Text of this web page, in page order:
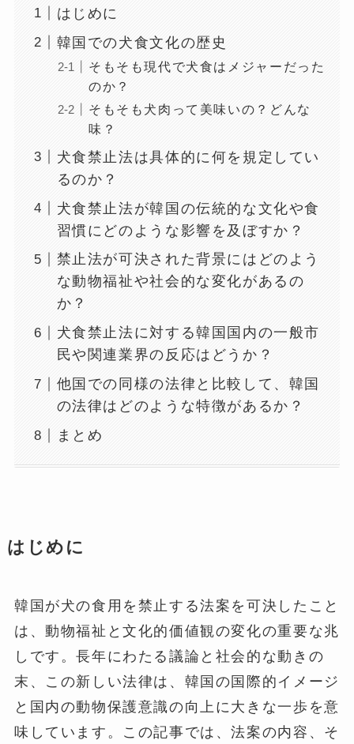
はじめに
韓国での犬食文化の歴史
そもそも現代で犬食はメジャーだった
のか？
そもそも犬肉って美味いの？どんな
味？
犬食禁止法は具体的に何を規定してい
るのか？
犬食禁止法が韓国の伝統的な文化や食
習慣にどのような影響を及ぼすか？
禁止法が可決された背景にはどのよう
な動物福祉や社会的な変化があるの
か？
犬食禁止法に対する韓国国内の一般市
民や関連業界の反応はどうか？
他国での同様の法律と比較して、韓国
の法律はどのような特徴があるか？
まとめ
はじめに
韓国が犬の食用を禁止する法案を可決したこと
は、動物福祉と文化的価値観の変化の重要な兆
しです。長年にわたる議論と社会的な動きの
末、この新しい法律は、韓国の国際的イメージ
と国内の動物保護意識の向上に大きな一歩を意
味しています。この記事では、法案の内容、そ